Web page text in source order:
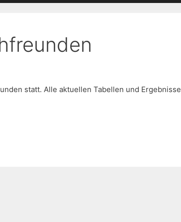
statt. Alle aktuellen Tabellen und Ergebnisse